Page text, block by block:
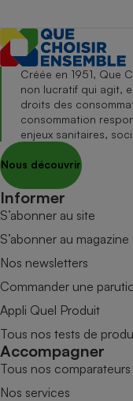
Créée en 1951, Que
non lucratif qui agit,
droits des
consommation
enjeux sanitaires,
Nous découvrir
Informer
S’abonner au site
S’abonner au magazine
Nos newsletters
Commander une
Appli Quel Produit
Tous nos tests de
Accompagner
Tous nos comparateurs
Nos services